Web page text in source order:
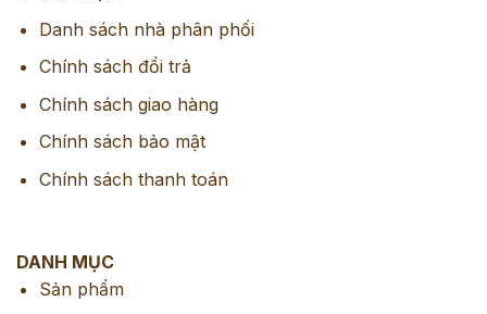
Danh sách nhà phân phối
Chính sách đổi trả
Chính sách giao hàng
Chính sách bảo mật
Chính sách thanh toán
DANH MỤC
Sản phẩm